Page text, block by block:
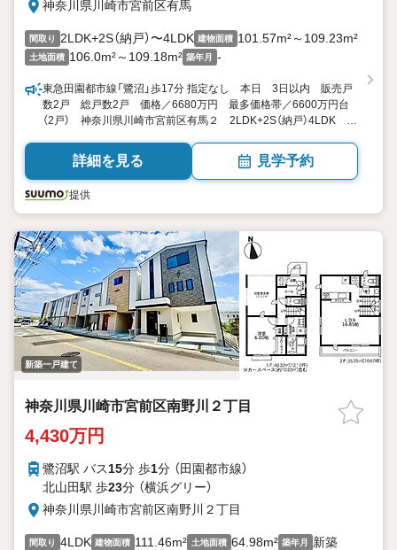
神奈川県川崎市宮前区有馬
間取り 2LDK+2S（納戸）〜4LDK 建物面積 101.57m²～109.23m²
土地面積 106.0m²～109.18m² 築年月 -
東急田園都市線「鷺沼」歩17分 指定なし 本日 3日以内 販売戸
数2戸 総戸数2戸 価格／6680万円 最多価格帯／6600万円台
（2戸） 神奈川県川崎市宮前区有馬２ 2LDK+2S（納戸）4LDK
by SUUMO
詳細を見る 見学予約
提供
新築一戸建て
神奈川県川崎市宮前区南野川２丁目
4,430万円
鷺沼駅 バス15分 歩1分 （田園都市線）
北山田駅 歩23分 （横浜グリー）
神奈川県川崎市宮前区南野川２丁目
間取り 4LDK 建物面積 111.46m² 土地面積 64.98m² 築年月 新築